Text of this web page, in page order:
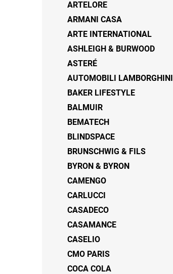
ARTELORE
ARMANI CASA
ARTE INTERNATIONAL
ASHLEIGH & BURWOOD
ASTERÉ
AUTOMOBILI LAMBORGHINI
BAKER LIFESTYLE
BALMUIR
BEMATECH
BLINDSPACE
BRUNSCHWIG & FILS
BYRON & BYRON
CAMENGO
CARLUCCI
CASADECO
CASAMANCE
CASELIO
CMO PARIS
COCA COLA